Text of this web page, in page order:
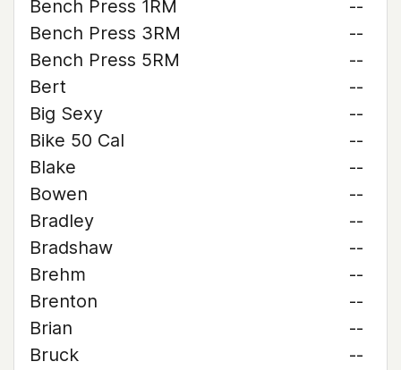
Bench Press 1RM
--
Bench Press 3RM
--
Bench Press 5RM
--
Bert
--
Big Sexy
--
Bike 50 Cal
--
Blake
--
Bowen
--
Bradley
--
Bradshaw
--
Brehm
--
Brenton
--
Brian
--
Bruck
--